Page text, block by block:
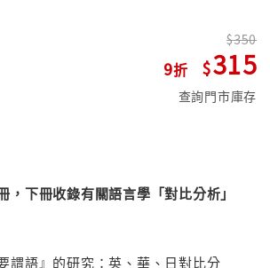
9
350
315
查詢門市庫存
，下冊收錄有關語言學「對比分析」
謂語』的研究：英、華、日對比分